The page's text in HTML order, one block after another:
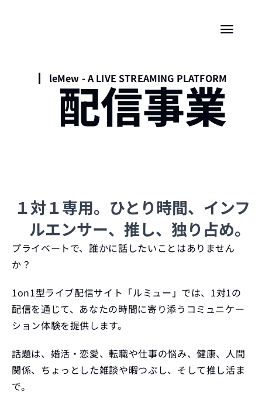
leMew - A LIVE STREAMING PLATFORM
配信事業
１対１専用。ひとり時間、インフ
ルエンサー、推し、独り占め。
プライベートで、誰かに話したいことはありません
か？
1on1型ライブ配信サイト「ルミュー」では、1対1の
配信を通じて、あなたの時間に寄り添うコミュニケー
ション体験を提供します。
話題は、婚活・恋愛、転職や仕事の悩み、健康、人間
関係、ちょっとした雑談や暇つぶし、そして推し活ま
で。